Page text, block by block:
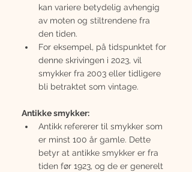
kan variere betydelig avhengig
av moten og stiltrendene fra
den tiden.
For eksempel, på tidspunktet for
denne skrivingen i 2023, vil
smykker fra 2003 eller tidligere
bli betraktet som vintage.
Antikke smykker:
Antikk refererer til smykker som
er minst 100 år gamle. Dette
betyr at antikke smykker er fra
tiden før 1923, og de er generelt